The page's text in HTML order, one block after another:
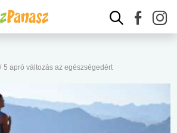
/ 5 apró változás az egészségedért